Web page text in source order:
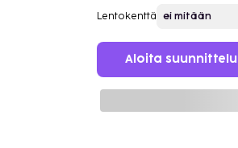
Lentokenttä
Aloita suunnittelu